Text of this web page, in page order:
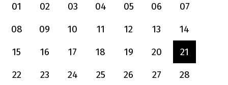
01
02 03 04 05 06
07
08
09 10 11 12 13
14
15
16 17 18 19 20
21
22
23 24 25 26 27 28